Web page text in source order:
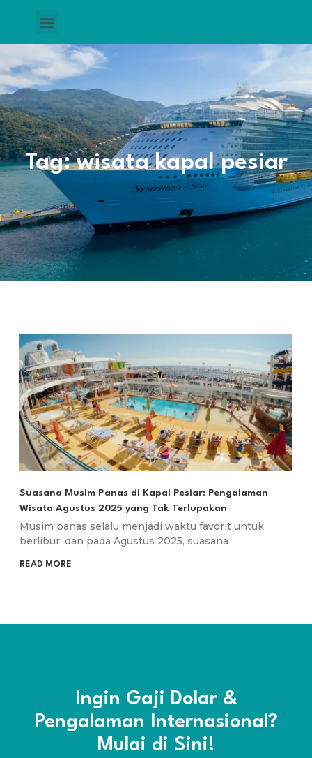
Tag: wisata kapal pesiar
Suasana Musim Panas di Kapal Pesiar: Pengalaman
Wisata Agustus 2025 yang Tak Terlupakan
Musim panas selalu menjadi waktu favorit untuk
berlibur, dan pada Agustus 2025, suasana
READ MORE
Ingin Gaji Dolar &
Pengalaman Internasional?
Mulai di Sini!